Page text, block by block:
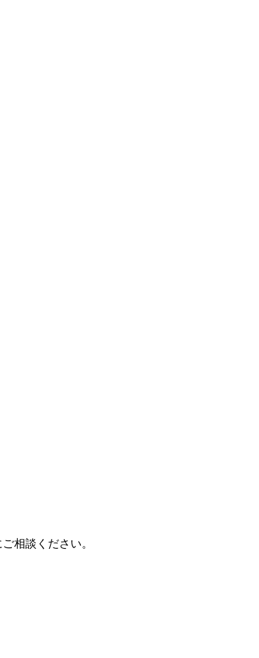
相談ください。